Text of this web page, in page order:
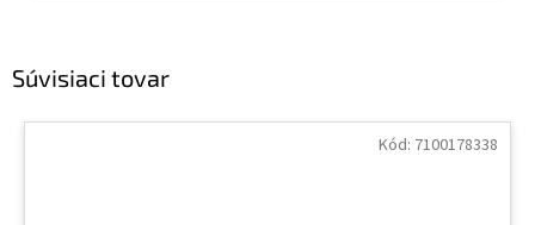
Súvisiaci tovar
Kód: 7100178338